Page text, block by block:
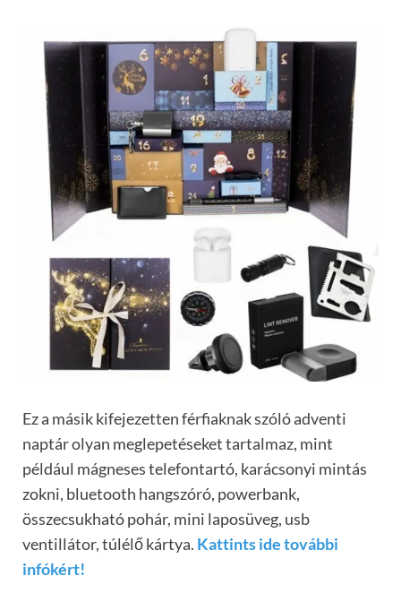
Ez a másik kifejezetten férfiaknak szóló adventi
naptár olyan meglepetéseket tartalmaz, mint
például mágneses telefontartó, karácsonyi mintás
zokni, bluetooth hangszóró, powerbank,
összecsukható pohár, mini laposüveg, usb
ventillátor, túlélő kártya. Kattints ide további
infókért!